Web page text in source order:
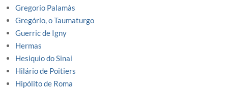
Gregorio Palamàs
Gregório, o Taumaturgo
Guerric de Igny
Hermas
Hesiquio do Sinai
Hilário de Poitiers
Hipólito de Roma